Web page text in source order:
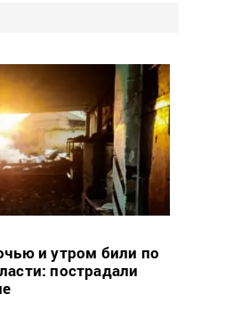
и утром били по
пострадали